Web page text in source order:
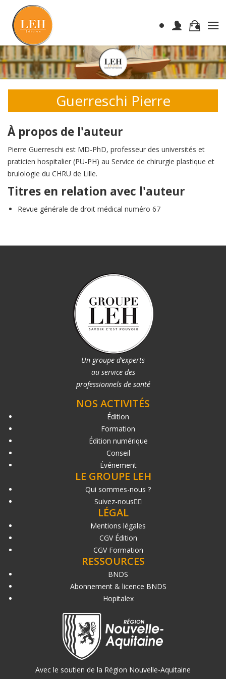
Guerreschi Pierre
À propos de l'auteur
Pierre Guerreschi est MD-PhD, professeur des universités et
praticien hospitalier (PU-PH) au Service de chirurgie plastique et
brulologie du CHRU de Lille.
Titres en relation avec l'auteur
Revue générale de droit médical numéro 67
Un groupe d’experts
au service des
professionnels de santé
NOS ACTIVITÉS
Édition
Formation
Édition numérique
Conseil
Événement
LE GROUPE LEH
Qui sommes-nous ?
Suivez-nous
LÉGAL
Mentions légales
CGV Édition
CGV Formation
RESSOURCES
BNDS
Abonnement & licence BNDS
Hopitalex
Avec le soutien de la Région Nouvelle-Aquitaine